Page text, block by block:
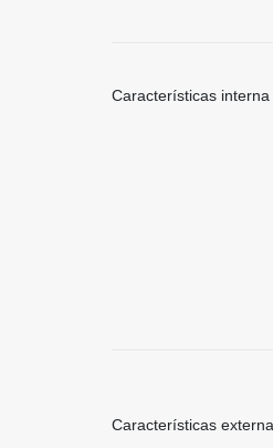
Características interna
Características